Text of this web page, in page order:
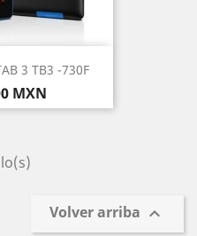
3 TB3 -730F
MXN
Volver arriba 